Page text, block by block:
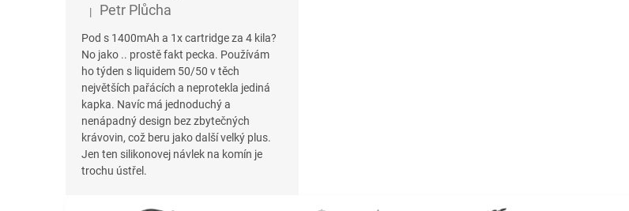
Hodnocení produktu je 5 z 5 hvězdiček.
| Petr Plůcha
Pod s 1400mAh a 1x cartridge za 4 kila?
No jako .. prostě fakt pecka. Používám
ho týden s liquidem 50/50 v těch
největších pařácích a neprotekla jediná
kapka. Navíc má jednoduchý a
nenápadný design bez zbytečných
krávovin, což beru jako další velký plus.
Jen ten silikonovej návlek na komín je
trochu ústřel.